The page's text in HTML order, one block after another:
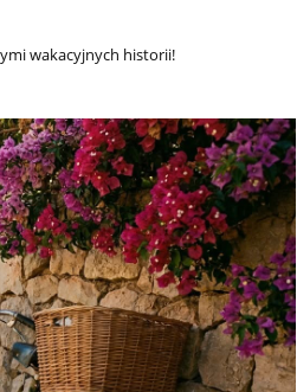
wakacyjnych historii!